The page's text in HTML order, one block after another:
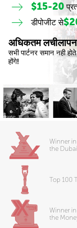
$15-20
डीपोजीट से
अधिकतम
सभी पार्टनर समान नही
होंगे!
Winner
the
Top 100
Winner
the